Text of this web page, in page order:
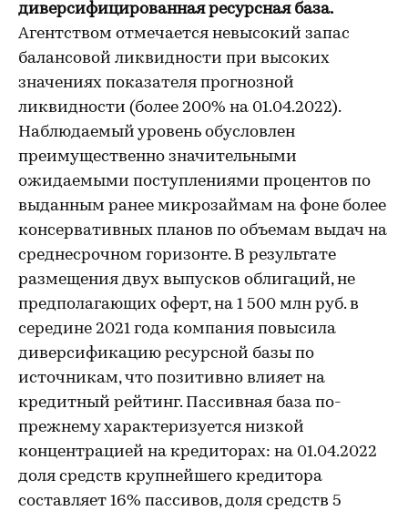
диверсифицированная ресурсная база.
Агентством отмечается невысокий запас
балансовой ликвидности при высоких
значениях показателя прогнозной
ликвидности (более 200% на 01.04.2022).
Наблюдаемый уровень обусловлен
преимущественно значительными
ожидаемыми поступлениями процентов по
выданным ранее микрозаймам на фоне более
консервативных планов по объемам выдач на
среднесрочном горизонте. В результате
размещения двух выпусков облигаций, не
предполагающих оферт, на 1 500 млн руб. в
середине 2021 года компания повысила
диверсификацию ресурсной базы по
источникам, что позитивно влияет на
кредитный рейтинг. Пассивная база по-
прежнему характеризуется низкой
концентрацией на кредиторах: на 01.04.2022
доля средств крупнейшего кредитора
составляет 16% пассивов, доля средств 5